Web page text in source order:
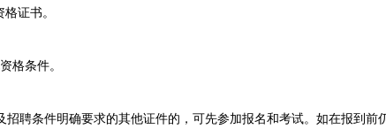
证书。
条件。
条件明确要求的其他证件的，可先参加报名和考试。如在报到前